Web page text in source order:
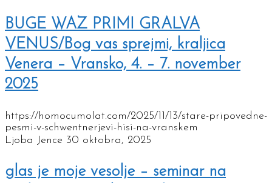
BUGE WAZ PRIMI GRALVA
VENUS/Bog vas sprejmi, kraljica
Venera – Vransko, 4. – 7. november
2025
https://homocumolat.com/2025/11/13/stare-pripovedne-
pesmi-v-schwentnerjevi-hisi-na-vranskem
Ljoba Jence 30 oktobra, 2025
glas je moje vesolje – seminar na